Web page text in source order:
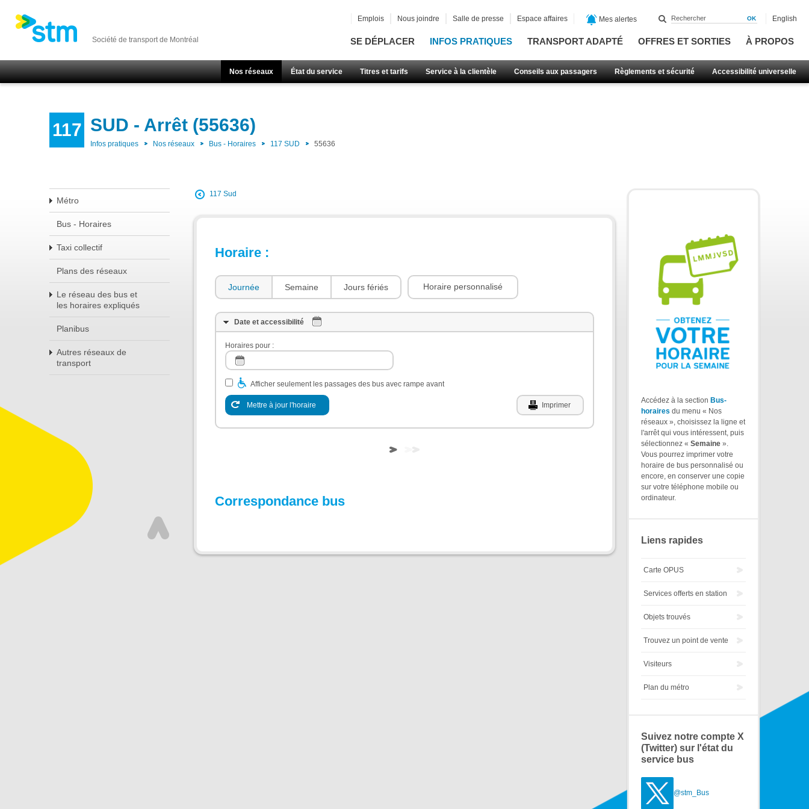
Société de transport de Montréal SE DÉPLACER INFOS PRATIQUES TRANSPORT ADAPTÉ OFFRES ET SORTIES À PROPOS
Nos réseaux État du service Titres et tarifs Service à la clientèle Conseils aux passagers Règlements et sécurité Accessibilité universelle
Emplois Nous joindre Salle de presse Espace affaires Mes alertes English
117 SUD - Arrêt (55636)
Infos pratiques Nos réseaux Bus - Horaires 117 SUD 55636
Métro
Bus - Horaires
Taxi collectif
Plans des réseaux
Le réseau des bus et
les horaires expliqués
Planibus
Autres réseaux de
transport
117 Sud
Horaire :
Journée Semaine Jours fériés Horaire personnalisé
Date et accessibilité
Horaires pour :
Afficher seulement les passages des bus avec rampe avant
Mettre à jour l'horaire Imprimer
Correspondance bus
Accédez à la section Bus-
horaires du menu « Nos
réseaux », choisissez la ligne et
l'arrêt qui vous intéressent, puis
sélectionnez « Semaine ».
Vous pourrez imprimer votre
horaire de bus personnalisé ou
encore, en conserver une copie
sur votre téléphone mobile ou
ordinateur.
Liens rapides
Carte OPUS
Services offerts en station
Objets trouvés
Trouvez un point de vente
Visiteurs
Plan du métro
Suivez notre compte X
(Twitter) sur l'état du
service bus
@stm_Bus